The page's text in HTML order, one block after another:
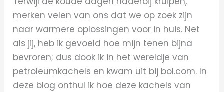
merken velen van ons dat we op zoek zijn
naar warmere oplossingen voor in huis. Net
als jij, heb ik gevoeld hoe mijn tenen bijna
bevroren; dus dook ik in het wereldje van
petroleumkachels en kwam uit bij bol.com. In
deze blog onthul ik hoe deze kachels van